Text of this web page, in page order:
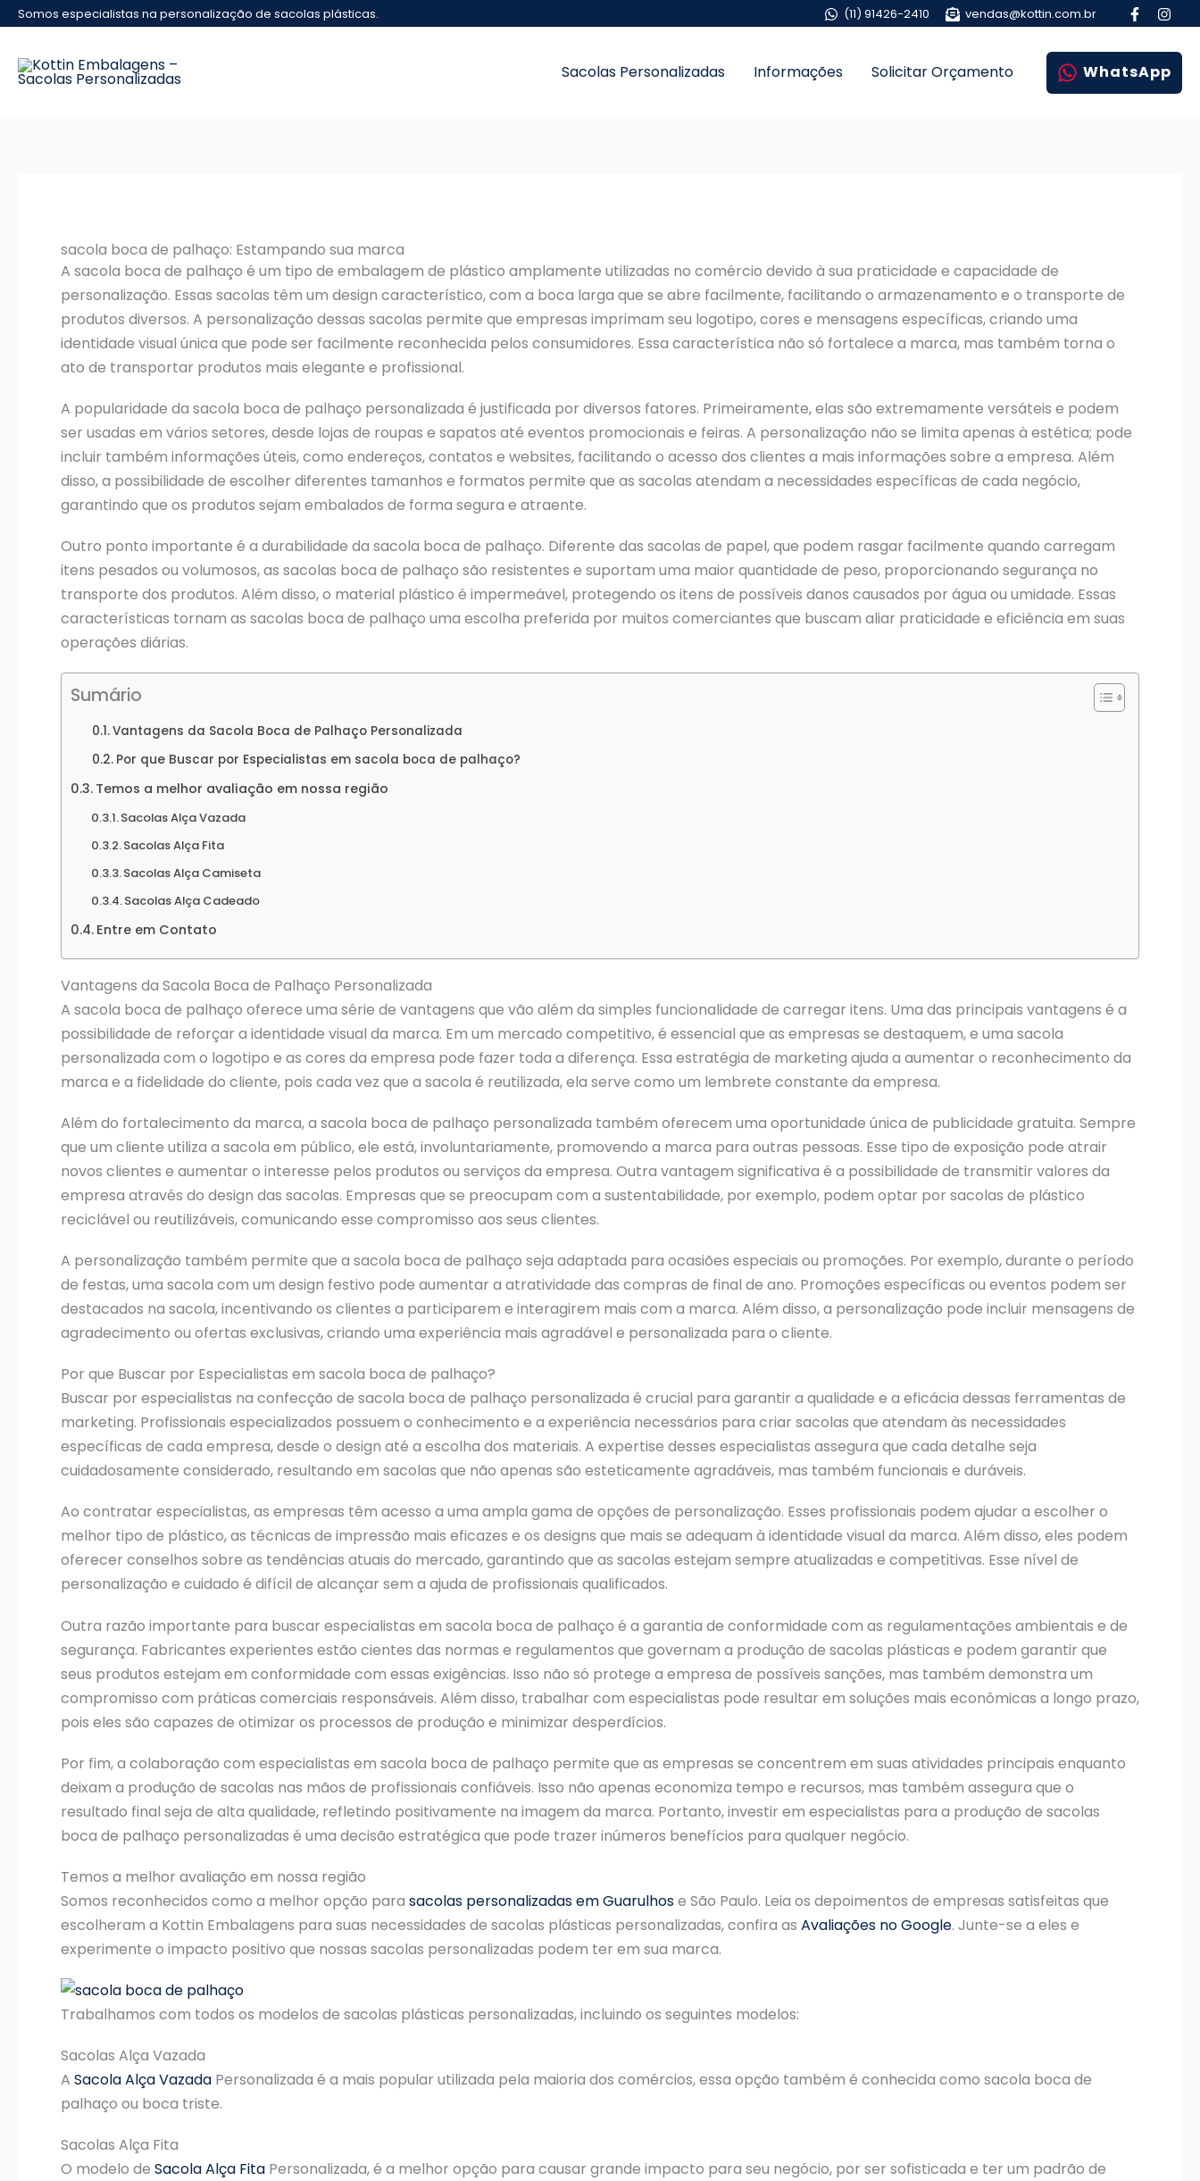
conteúdo
Somos especialistas na personalização de sacolas plásticas. (11) 91426-2410 vendas@kottin.com.br
Sacolas Personalizadas Informações Solicitar Orçamento WhatsApp
sacola boca de palhaço: Estampando sua marca
A sacola boca de palhaço é um tipo de embalagem de plástico amplamente utilizadas no comércio devido à sua praticidade e capacidade de
personalização. Essas sacolas têm um design característico, com a boca larga que se abre facilmente, facilitando o armazenamento e o transporte de
produtos diversos. A personalização dessas sacolas permite que empresas imprimam seu logotipo, cores e mensagens específicas, criando uma
identidade visual única que pode ser facilmente reconhecida pelos consumidores. Essa característica não só fortalece a marca, mas também torna o
ato de transportar produtos mais elegante e profissional.
A popularidade da sacola boca de palhaço personalizada é justificada por diversos fatores. Primeiramente, elas são extremamente versáteis e podem
ser usadas em vários setores, desde lojas de roupas e sapatos até eventos promocionais e feiras. A personalização não se limita apenas à estética; pode
incluir também informações úteis, como endereços, contatos e websites, facilitando o acesso dos clientes a mais informações sobre a empresa. Além
disso, a possibilidade de escolher diferentes tamanhos e formatos permite que as sacolas atendam a necessidades específicas de cada negócio,
garantindo que os produtos sejam embalados de forma segura e atraente.
Outro ponto importante é a durabilidade da sacola boca de palhaço. Diferente das sacolas de papel, que podem rasgar facilmente quando carregam
itens pesados ou volumosos, as sacolas boca de palhaço são resistentes e suportam uma maior quantidade de peso, proporcionando segurança no
transporte dos produtos. Além disso, o material plástico é impermeável, protegendo os itens de possíveis danos causados por água ou umidade. Essas
características tornam as sacolas boca de palhaço uma escolha preferida por muitos comerciantes que buscam aliar praticidade e eficiência em suas
operações diárias.
Sumário
Vantagens da Sacola Boca de Palhaço Personalizada
Por que Buscar por Especialistas em sacola boca de palhaço?
Temos a melhor avaliação em nossa região
Sacolas Alça Vazada
Sacolas Alça Fita
Sacolas Alça Camiseta
Sacolas Alça Cadeado
Entre em Contato
Vantagens da Sacola Boca de Palhaço Personalizada
A sacola boca de palhaço oferece uma série de vantagens que vão além da simples funcionalidade de carregar itens. Uma das principais vantagens é a
possibilidade de reforçar a identidade visual da marca. Em um mercado competitivo, é essencial que as empresas se destaquem, e uma sacola
personalizada com o logotipo e as cores da empresa pode fazer toda a diferença. Essa estratégia de marketing ajuda a aumentar o reconhecimento da
marca e a fidelidade do cliente, pois cada vez que a sacola é reutilizada, ela serve como um lembrete constante da empresa.
Além do fortalecimento da marca, a sacola boca de palhaço personalizada também oferecem uma oportunidade única de publicidade gratuita. Sempre
que um cliente utiliza a sacola em público, ele está, involuntariamente, promovendo a marca para outras pessoas. Esse tipo de exposição pode atrair
novos clientes e aumentar o interesse pelos produtos ou serviços da empresa. Outra vantagem significativa é a possibilidade de transmitir valores da
empresa através do design das sacolas. Empresas que se preocupam com a sustentabilidade, por exemplo, podem optar por sacolas de plástico
reciclável ou reutilizáveis, comunicando esse compromisso aos seus clientes.
A personalização também permite que a sacola boca de palhaço seja adaptada para ocasiões especiais ou promoções. Por exemplo, durante o período
de festas, uma sacola com um design festivo pode aumentar a atratividade das compras de final de ano. Promoções específicas ou eventos podem ser
destacados na sacola, incentivando os clientes a participarem e interagirem mais com a marca. Além disso, a personalização pode incluir mensagens de
agradecimento ou ofertas exclusivas, criando uma experiência mais agradável e personalizada para o cliente.
Por que Buscar por Especialistas em sacola boca de palhaço?
Buscar por especialistas na confecção de sacola boca de palhaço personalizada é crucial para garantir a qualidade e a eficácia dessas ferramentas de
marketing. Profissionais especializados possuem o conhecimento e a experiência necessários para criar sacolas que atendam às necessidades
específicas de cada empresa, desde o design até a escolha dos materiais. A expertise desses especialistas assegura que cada detalhe seja
cuidadosamente considerado, resultando em sacolas que não apenas são esteticamente agradáveis, mas também funcionais e duráveis.
Ao contratar especialistas, as empresas têm acesso a uma ampla gama de opções de personalização. Esses profissionais podem ajudar a escolher o
melhor tipo de plástico, as técnicas de impressão mais eficazes e os designs que mais se adequam à identidade visual da marca. Além disso, eles podem
oferecer conselhos sobre as tendências atuais do mercado, garantindo que as sacolas estejam sempre atualizadas e competitivas. Esse nível de
personalização e cuidado é difícil de alcançar sem a ajuda de profissionais qualificados.
Outra razão importante para buscar especialistas em sacola boca de palhaço é a garantia de conformidade com as regulamentações ambientais e de
segurança. Fabricantes experientes estão cientes das normas e regulamentos que governam a produção de sacolas plásticas e podem garantir que
seus produtos estejam em conformidade com essas exigências. Isso não só protege a empresa de possíveis sanções, mas também demonstra um
compromisso com práticas comerciais responsáveis. Além disso, trabalhar com especialistas pode resultar em soluções mais econômicas a longo prazo,
pois eles são capazes de otimizar os processos de produção e minimizar desperdícios.
Por fim, a colaboração com especialistas em sacola boca de palhaço permite que as empresas se concentrem em suas atividades principais enquanto
deixam a produção de sacolas nas mãos de profissionais confiáveis. Isso não apenas economiza tempo e recursos, mas também assegura que o
resultado final seja de alta qualidade, refletindo positivamente na imagem da marca. Portanto, investir em especialistas para a produção de sacolas
boca de palhaço personalizadas é uma decisão estratégica que pode trazer inúmeros benefícios para qualquer negócio.
Temos a melhor avaliação em nossa região
Somos reconhecidos como a melhor opção para sacolas personalizadas em Guarulhose São Paulo. Leia os depoimentos de empresas satisfeitas que
escolheram a Kottin Embalagens para suas necessidades de sacolas plásticas personalizadas, confira as Avaliações no Google. Junte-se a eles e
experimente o impacto positivo que nossas sacolas personalizadas podem ter em sua marca.
Trabalhamos com todos os modelos de sacolas plásticas personalizadas, incluindo os seguintes modelos:
Sacolas Alça Vazada
A Sacola Alça Vazada Personalizada é a mais popular utilizada pela maioria dos comércios, essa opção também é conhecida como sacola boca de
palhaço ou boca triste.
Sacolas Alça Fita
O modelo de Sacola Alça Fita Personalizada, é a melhor opção para causar grande impacto para seu negócio, por ser sofisticada e ter um padrão de